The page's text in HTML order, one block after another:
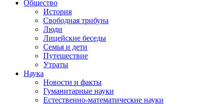
Общество
История
Свободная трибуна
Люди
Лицейские беседы
Семья и дети
Путешествие
Утраты
Наука
Новости и факты
Гуманитарные науки
Естественно-математические науки